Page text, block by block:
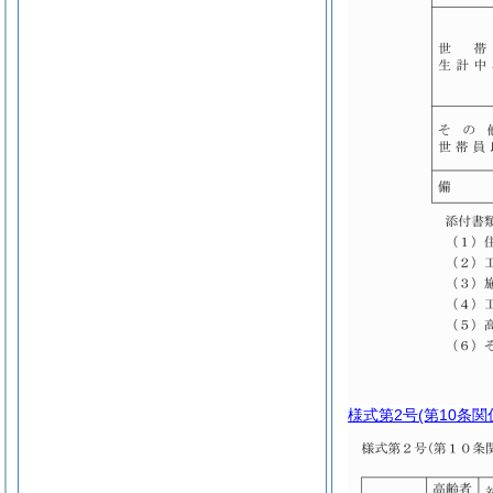
様式第2号(第10条関